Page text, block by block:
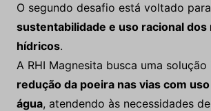
O segundo desafio está voltado
sustentabilidade e uso racional
hídricos.
A RHI Magnesita busca uma
redução da poeira nas vias com
água, atendendo às necessidades